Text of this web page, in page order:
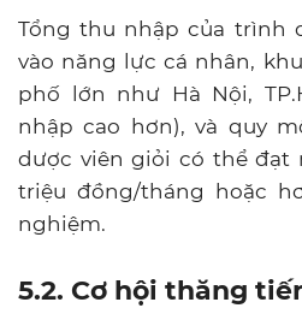
Tổng thu nhập của trình
vào năng lực cá nhân,
phố lớn như Hà Nội,
nhập cao hơn), và quy
dược viên giỏi có thể đạt
triệu đồng/tháng hoặc
nghiệm.
5.2. Cơ hội thăng